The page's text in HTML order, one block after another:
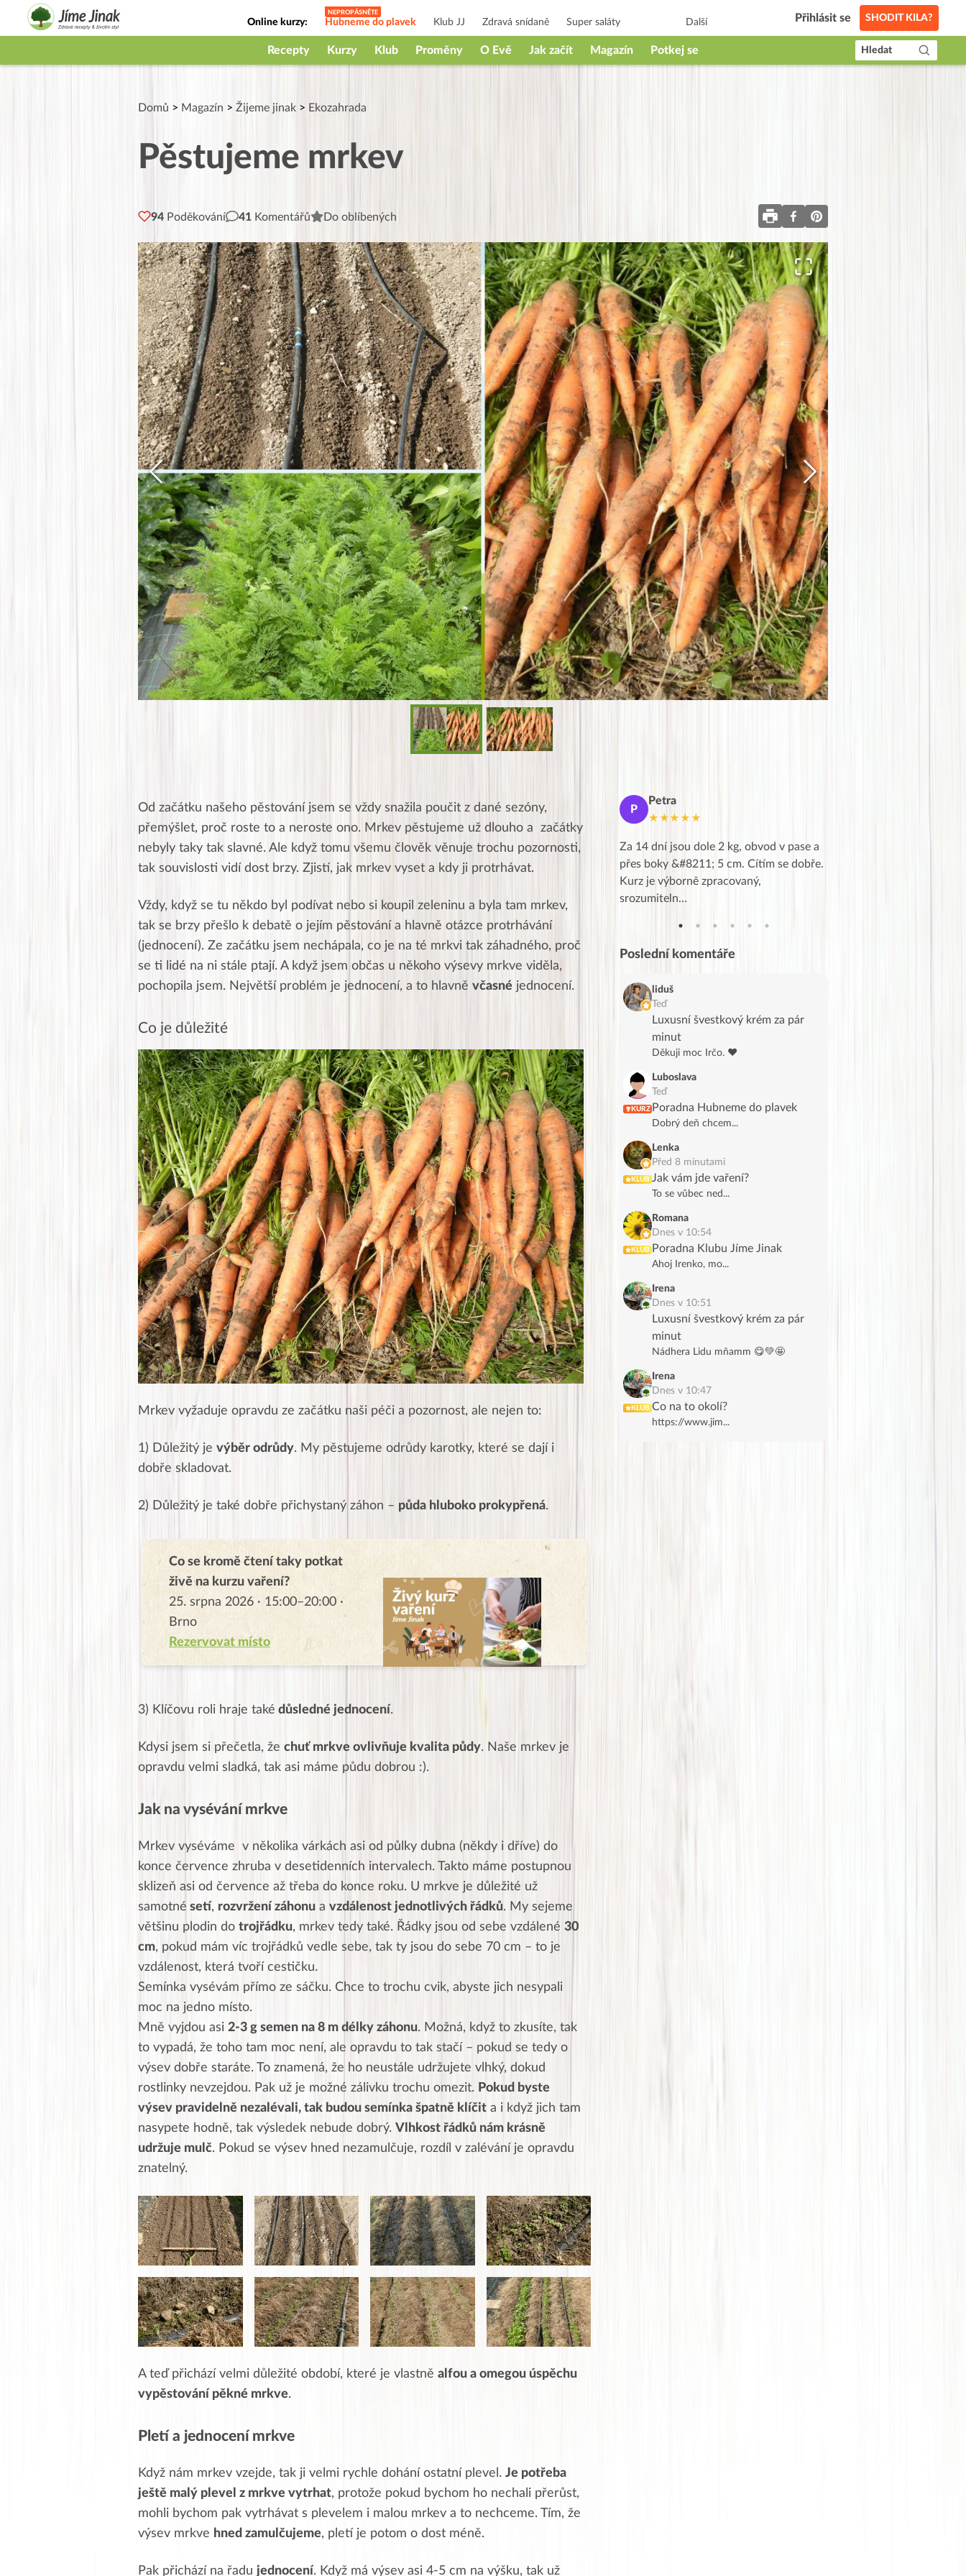
Online kurzy: Hubneme do plavek Klub JJ Zdravá snídaně Super saláty
Jak na babičky
Další Přihlásit se SHODIT KILA?
Recepty Kurzy Klub Proměny O Evě Jak začít Magazín Potkej se Hledat
Domů > Magazín > Žijeme jinak > Ekozahrada
Pěstujeme mrkev
94 Poděkování 41 Komentářů Do oblíbených
Od začátku našeho pěstování jsem se vždy snažila poučit z dané sezóny,
přemýšlet, proč roste to a neroste ono. Mrkev pěstujeme už dlouho a začátky
nebyly taky tak slavné. Ale když tomu všemu člověk věnuje trochu pozornosti,
tak souvislosti vidí dost brzy. Zjistí, jak mrkev vyset a kdy ji protrhávat.
Vždy, když se tu někdo byl podívat nebo si koupil zeleninu a byla tam mrkev,
tak se brzy přešlo k debatě o jejím pěstování a hlavně otázce protrhávání
(jednocení). Ze začátku jsem nechápala, co je na té mrkvi tak záhadného, proč
se ti lidé na ni stále ptají. A když jsem občas u někoho výsevy mrkve viděla,
pochopila jsem. Největší problém je jednocení, a to hlavně včasné jednocení.
Co je důležité
Mrkev vyžaduje opravdu ze začátku naši péči a pozornost, ale nejen to:
1) Důležitý je výběr odrůdy. My pěstujeme odrůdy karotky, které se dají i
dobře skladovat.
2) Důležitý je také dobře přichystaný záhon – půda hluboko prokypřená.
Co se kromě čtení taky potkat
živě na kurzu vaření?
25. srpna 2026 · 15:00–20:00 ·
Brno
Rezervovat místo
3) Klíčovu roli hraje také důsledné jednocení.
Kdysi jsem si přečetla, že chuť mrkve ovlivňuje kvalita půdy. Naše mrkev je
opravdu velmi sladká, tak asi máme půdu dobrou :).
Jak na vysévání mrkve
Mrkev vyséváme v několika várkách asi od půlky dubna (někdy i dříve) do
konce července zhruba v desetidenních intervalech. Takto máme postupnou
sklizeň asi od července až třeba do konce roku. U mrkve je důležité už
samotné setí, rozvržení záhonu a vzdálenost jednotlivých řádků. My sejeme
většinu plodin do trojřádku, mrkev tedy také. Řádky jsou od sebe vzdálené 30
cm, pokud mám víc trojřádků vedle sebe, tak ty jsou do sebe 70 cm – to je
vzdálenost, která tvoří cestičku.
Semínka vysévám přímo ze sáčku. Chce to trochu cvik, abyste jich nesypali
moc na jedno místo.
Mně vyjdou asi 2-3 g semen na 8 m délky záhonu. Možná, když to zkusíte, tak
to vypadá, že toho tam moc není, ale opravdu to tak stačí – pokud se tedy o
výsev dobře staráte. To znamená, že ho neustále udržujete vlhký, dokud
rostlinky nevzejdou. Pak už je možné zálivku trochu omezit. Pokud byste
výsev pravidelně nezalévali, tak budou semínka špatně klíčit a i když jich tam
nasypete hodně, tak výsledek nebude dobrý. Vlhkost řádků nám krásně
udržuje mulč. Pokud se výsev hned nezamulčuje, rozdíl v zalévání je opravdu
znatelný.
A teď přichází velmi důležité období, které je vlastně alfou a omegou úspěchu
vypěstování pěkné mrkve.
Pletí a jednocení mrkve
Když nám mrkev vzejde, tak ji velmi rychle dohání ostatní plevel. Je potřeba
ještě malý plevel z mrkve vytrhat, protože pokud bychom ho nechali přerůst,
mohli bychom pak vytrhávat s plevelem i malou mrkev a to nechceme. Tím, že
výsev mrkve hned zamulčujeme, pletí je potom o dost méně.
Pak přichází na řadu jednocení. Když má výsev asi 4-5 cm na výšku, tak už
J
Jana
Moc Vám všem děkuji za krásný pátek,
obzvlášť velké poděkování, obdiv a
Posílá…
P
Petra
★★★★★
Za 14 dní jsou dole 2 kg, obvod v pase a
přes boky &#8211; 5 cm. Cítím se dobře.
Kurz je výborně zpracovaný,
srozumiteln…
Poslední komentáře
liduš
Teď
Luxusní švestkový krém za pár
minut
Děkuji moc Irčo. ❤️
KURZ
Luboslava
Teď
Poradna Hubneme do plavek
Dobrý deň chcem...
KLUB
Lenka
Před 8 minutami
Jak vám jde vaření?
To se vůbec ned...
KLUB
Romana
Dnes v 10:54
Poradna Klubu Jíme Jinak
Ahoj Irenko, mo...
Irena
Dnes v 10:51
Luxusní švestkový krém za pár
minut
Nádhera Lidu mňamm 😋💚🤩
KLUB
Irena
Dnes v 10:47
Co na to okolí?
https://www.jim...